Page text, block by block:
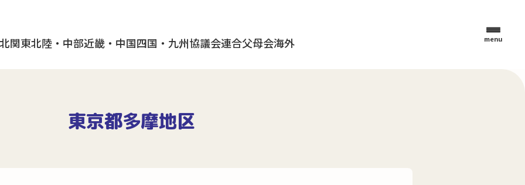
関東北陸・中部近畿・中国四国・九州協議会連合父母会海外 menu
東京都多摩地区